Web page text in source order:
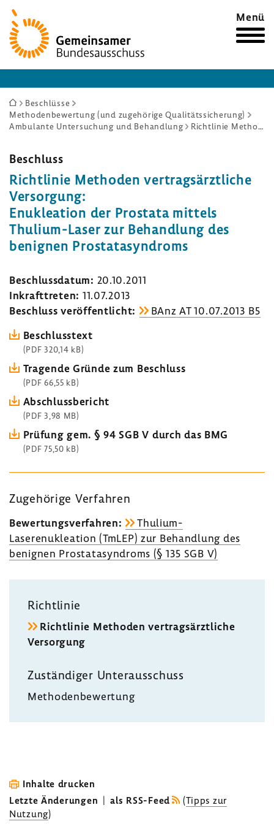
Zur
Startseite
Menü
Sie
sind
Beschlüsse
Methodenbewertung (und zugehörige Qualitätssicherung)
Ambulante Untersuchung und Behandlung
Richtlinie Methoden vertragsärztliche Versorgung: Enukleation der Prostata mittels Thulium-Laser zur Behandlung des benignen Prostatasyndroms
Beschluss
Richt­linie Methoden vertrags­ärzt­liche
Versor­gung:
Enuklea­tion der Prostata mittels
Thulium-​Laser zur Behand­lung des
benignen Prosta­ta­syn­droms
Beschluss­datum: 20.10.2011
Inkraft­treten: 11.07.2013
Beschluss veröf­fent­licht:
BAnz AT 10.07.2013 B5
Beschluss­text
(PDF 320,14 kB)
Tragende Gründe zum Beschluss
(PDF 66,55 kB)
Abschluss­be­richt
(PDF 3,98 MB)
Prüfung gem. § 94 SGB V durch das BMG
(PDF 75,50 kB)
Zuge­hö­rige Verfahren
Bewer­tungs­ver­fahren:
Thulium-​
Laserenukleation (TmLEP) zur Behand­lung des
benignen Prosta­ta­syn­droms (§ 135 SGB V)
Richt­linie
Richt­linie Methoden vertrags­ärzt­liche
Versor­gung
Zustän­diger Unter­aus­schuss
Metho­den­be­wer­tung
Inhalte drucken
Letzte Änderungen | als RSS-Feed (Tipps zur
Nutzung)